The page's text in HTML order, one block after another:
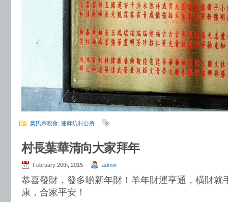
葉氏宗親會 蓮麻坑村公所
村長葉華清向大家拜年
February 20th, 2015 admin
恭喜發財，發多啲新年財！羊年財運亨通，橫財就
康，合家平安！